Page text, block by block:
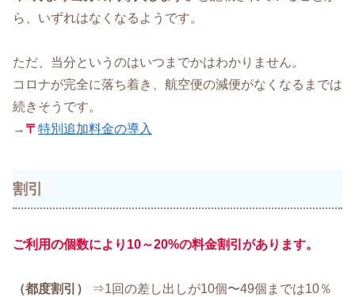
ら、いずれはなくなるようです。
ただ、当分というのはいつまでかはわかりません。
コロナが完全に落ち着き、航空便の減便がなくなるまでは
続きそうです。
→ 〒 特別追加料金の導入
割引
ご利用の個数により10～20%の料金割引があります。
（都度割引）
⇒1回の差し出しが10個〜49個までは10％